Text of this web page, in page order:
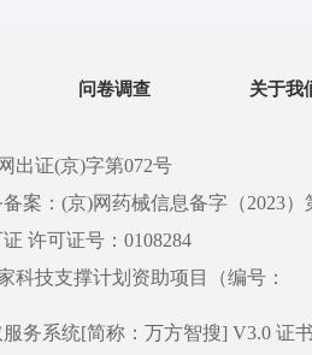
问卷调查 关于我
出证(京)字第072号
案：(京)网药械信息备字（2023）
许可证号：0108284
科技支撑计划资助项目（编号：
务系统[简称：万方智搜] V3.0 证